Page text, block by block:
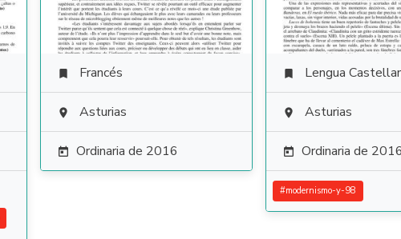
 Francés
 Asturias
 Ordinaria de 2016
 Lengua Castellana
 Asturias
 Ordinaria de 2016
#modernismo-y-98